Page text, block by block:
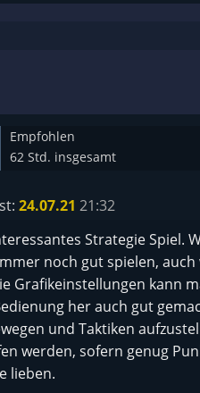
Empfohlen
62 Std. insgesamt
24.07.21 21:32
Strategie Spiel.
noch gut spielen,
Grafikeinstellungen kann
her auch gut
und Taktiken
werden, sofern genug
lieben.